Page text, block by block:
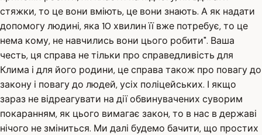
стяжки, то це вони вміють, це вони знають. А як надати
допомогу людині, яка 10 хвилин її вже потребує, то це
нема кому, не навчились вони цього робити". Ваша
честь, ця справа не тільки про справедливість для
Клима і для його родини, це справа також про повагу до
закону і повагу до людей, усіх поліцейських. І якщо
зараз не відреагувати на дії обвинувачених суворим
покаранням, як цього вимагає закон, то в нас в державі
нічого не зміниться. Ми далі будемо бачити, що простих